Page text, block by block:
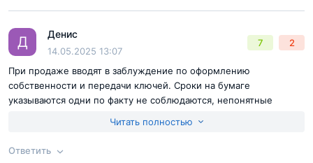
Согласен справилами публикациина сайте
Отправить комментарий
Ответ на отзыв
Д Денис
14.05.2025 13:07
7 2
При продаже вводят в заблуждение по оформлению
собственности и передачи ключей. Сроки на бумаге
указываются одни по факту не соблюдаются, непонятные
договоров и перечислению денежных средств все отсылки в
Читать полностью
Ответить